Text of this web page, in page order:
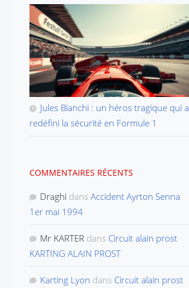
Jules Bianchi : un héros tragique qui a
redéfini la sécurité en Formule 1
COMMENTAIRES RÉCENTS
Draghi dans Accident Ayrton Senna
1er mai 1994
Mr KARTER dans Circuit alain prost
KARTING ALAIN PROST
Karting Lyon dans Circuit alain prost